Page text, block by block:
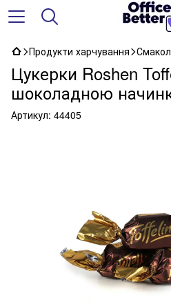
Продукти харчування
Цукерки Roshen
шоколадною
Артикул: 44405